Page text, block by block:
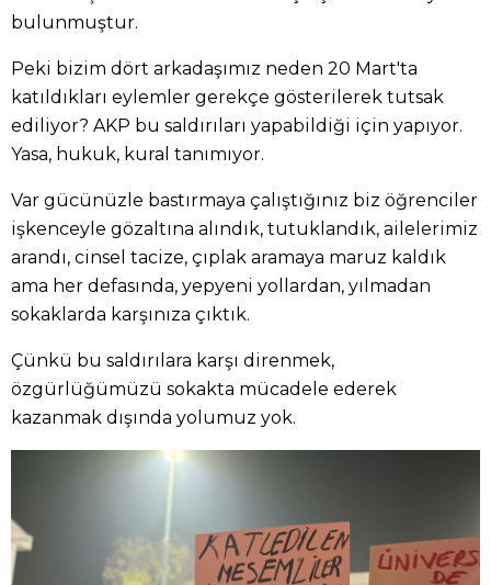
bulunmuştur.
Peki bizim dört arkadaşımız neden 20 Mart'ta
katıldıkları eylemler gerekçe gösterilerek tutsak
ediliyor? AKP bu saldırıları yapabildiği için yapıyor.
Yasa, hukuk, kural tanımıyor.
Var gücünüzle bastırmaya çalıştığınız biz öğrenciler
işkenceyle gözaltına alındık, tutuklandık, ailelerimiz
arandı, cinsel tacize, çıplak aramaya maruz kaldık
ama her defasında, yepyeni yollardan, yılmadan
sokaklarda karşınıza çıktık.
Çünkü bu saldırılara karşı direnmek,
özgürlüğümüzü sokakta mücadele ederek
kazanmak dışında yolumuz yok.